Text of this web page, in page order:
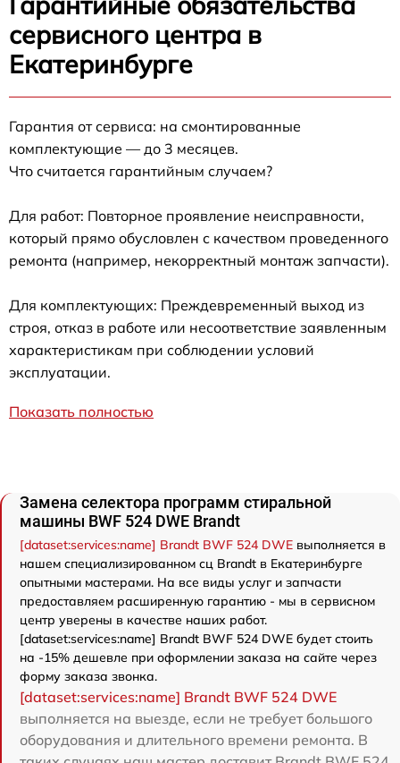
сервисного центра в
Екатеринбурге
Гарантия от сервиса: на смонтированные
комплектующие — до 3 месяцев.
Что считается гарантийным случаем?
Для работ: Повторное проявление неисправности,
который прямо обусловлен с качеством проведенного
ремонта (например, некорректный монтаж запчасти).
Для комплектующих: Преждевременный выход из
строя, отказ в работе или несоответствие заявленным
характеристикам при соблюдении условий
эксплуатации.
Показать полностью
Замена селектора программ стиральной
машины BWF 524 DWE Brandt
[dataset:services:name] Brandt BWF 524 DWE выполняется в
нашем специализированном сц Brandt в Екатеринбурге
опытными мастерами. На все виды услуг и запчасти
предоставляем расширенную гарантию - мы в сервисном
центр уверены в качестве наших работ.
[dataset:services:name] Brandt BWF 524 DWE будет стоить
на -15% дешевле при оформлении заказа на сайте через
форму заказа звонка.
[dataset:services:name] Brandt BWF 524 DWE
выполняется на выезде, если не требует большого
оборудования и длительного времени ремонта. В